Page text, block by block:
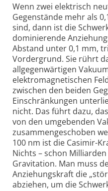
Wenn zwei elektrisch
Gegenstände mehr als
sind, dann ist die
dominierende
Abstand unter 0,1 mm,
Vordergrund. Sie rührt
allgegenwärtigen
elektromagnetischen
zwischen den beiden
Einschränkungen
nicht. Das führt dazu,
von den umgebenden
zusammengeschoben
100 nm ist die Casimir-
Nichts – schon
Gravitation. Man muss
Anziehungskraft die
abziehen, um die